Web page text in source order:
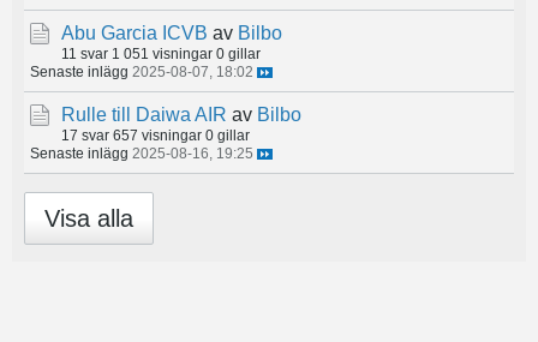
Abu Garcia ICVB av Bilbo
11 svar 1 051 visningar 0 gillar
Senaste inlägg 2025-08-07, 18:02
Rulle till Daiwa AIR av Bilbo
17 svar 657 visningar 0 gillar
Senaste inlägg 2025-08-16, 19:25
Visa alla